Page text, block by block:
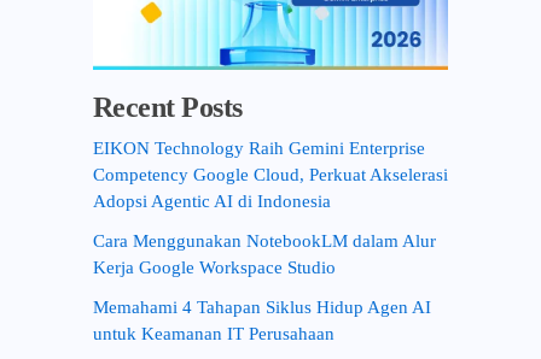
Recent Posts
EIKON Technology Raih Gemini Enterprise
Competency Google Cloud, Perkuat Akselerasi
Adopsi Agentic AI di Indonesia
Cara Menggunakan NotebookLM dalam Alur
Kerja Google Workspace Studio
Memahami 4 Tahapan Siklus Hidup Agen AI
untuk Keamanan IT Perusahaan